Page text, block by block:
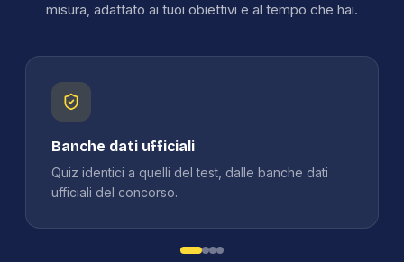
misura, adattato ai tuoi obiettivi e al tempo che hai.
Banche dati ufficiali
Quiz identici a quelli del test, dalle banche dati
ufficiali del concorso.